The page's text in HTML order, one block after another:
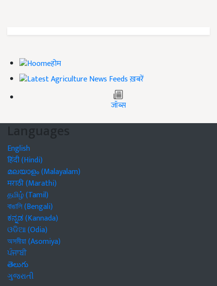
होम
ख़बरें
जॉब्स
Languages
English
हिंदी (Hindi)
മലയാളം (Malayalam)
मराठी (Marathi)
தமிழ் (Tamil)
বাঙালি (Bengali)
ಕನ್ನಡ (Kannada)
ଓଡିଆ (Odia)
অসমীয়া (Asomiya)
ਪੰਜਾਬੀ
తెలుగు
ગુજરાતી